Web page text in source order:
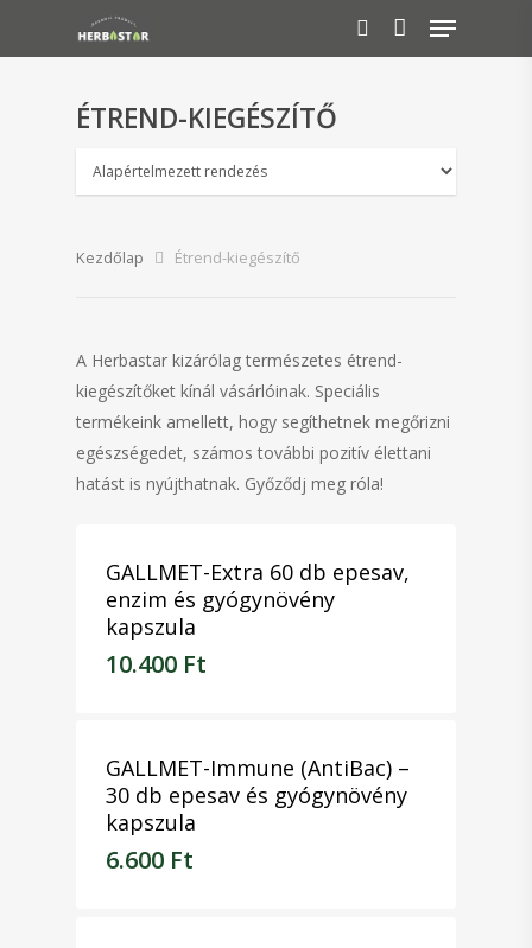
ÉTREND-KIEGÉSZÍTŐ
Kezdőlap Étrend-kiegészítő
A Herbastar kizárólag természetes étrend-
kiegészítőket kínál vásárlóinak. Speciális
termékeink amellett, hogy segíthetnek megőrizni
egészségedet, számos további pozitív élettani
hatást is nyújthatnak. Győződj meg róla!
GALLMET-Extra 60 db epesav,
enzim és gyógynövény
kapszula
10.400 Ft
GALLMET-Immune (AntiBac) –
30 db epesav és gyógynövény
kapszula
6.600 Ft